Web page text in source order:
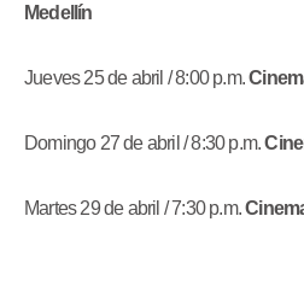
Medellín
Jueves 25 de abril / 8:00 p.m.
Domingo 27 de abril / 8:30 p.m.
Martes 29 de abril / 7:30 p.m.